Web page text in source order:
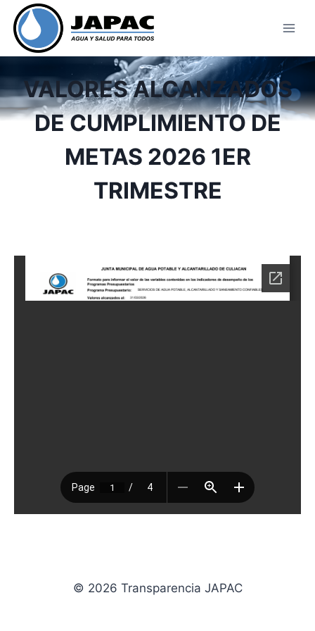
Skip
content
VALORES ALCANZADOS
DE CUMPLIMIENTO DE
METAS 2026 1ER
TRIMESTRE
© 2026 Transparencia JAPAC